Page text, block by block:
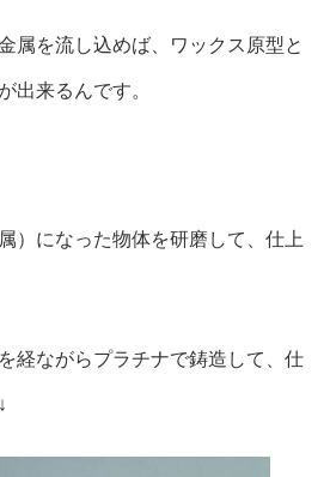
属を流し込めば、ワックス原型と
出来るんです。
）になった物体を研磨して、仕上
経ながらプラチナで鋳造して、仕